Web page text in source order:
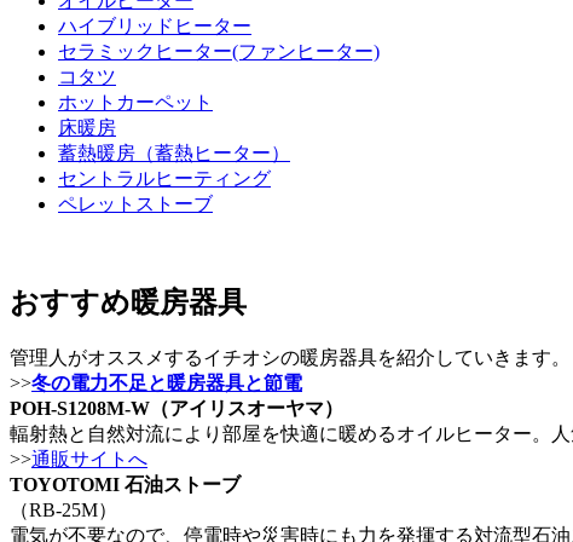
ハイブリッドヒーター
セラミックヒーター(ファンヒーター)
コタツ
ホットカーペット
床暖房
蓄熱暖房（蓄熱ヒーター）
セントラルヒーティング
ペレットストーブ
おすすめ暖房器具
管理人がオススメするイチオシの暖房器具を紹介していきます。
>>冬の電力不足と暖房器具と節電
POH-S1208M-W（アイリスオーヤマ）
輻射熱と自然対流により部屋を快適に暖めるオイルヒーター。
>>通販サイトへ
TOYOTOMI 石油ストーブ
（RB-25M）
電気が不要なので、停電時や災害時にも力を発揮する対流型石